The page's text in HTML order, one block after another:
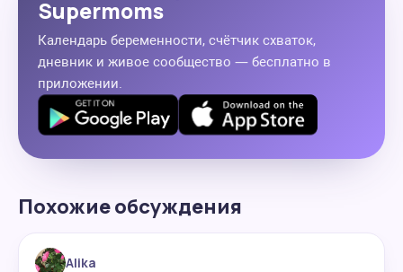
Supermoms
Календарь беременности, счётчик схваток,
дневник и живое сообщество — бесплатно в
приложении.
Похожие обсуждения
Alika